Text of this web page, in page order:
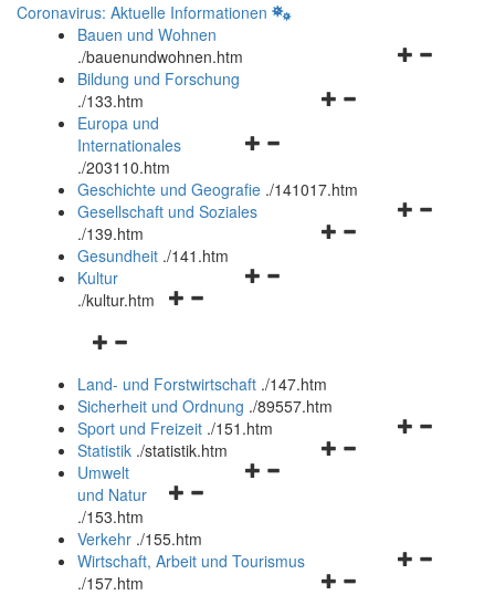
Coronavirus: Aktuelle Informationen
Bauen und Wohnen
./bauenundwohnen.htm
Navigationsmenü
Bildung und Forschung
./133.htm
Navigationsmenü
und
schließen
Europa und
Internationales
./203110.htm
Geschichte und Geografie ./141017.htm
Navigationsmenü
Gesellschaft und Soziales
./139.htm
Navigationsmenü
Gesundheit ./141.htm
Navigationsmenü
Kultur
./kultur.htm
Navigationsmenü
und
schließen
Land- und Forstwirtschaft ./147.htm
Sicherheit und Ordnung ./89557.htm
Navigationsmenü
Sport und Freizeit ./151.htm
Navigationsmenü
Statistik ./statistik.htm
Navigationsmenü
und
schließen
Umwelt
und Natur
./153.htm
Verkehr ./155.htm
Navigationsmenü
Wirtschaft, Arbeit und Tourismus
./157.htm